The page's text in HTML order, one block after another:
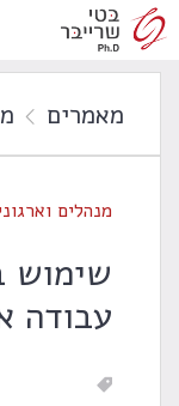
מאמרים
מנהלים
עבודה